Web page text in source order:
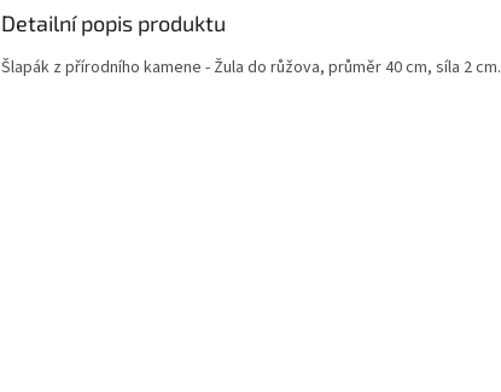
Detailní popis produktu
Šlapák z přírodního kamene - Žula do růžova, průměr 40 cm, síla 2 cm.